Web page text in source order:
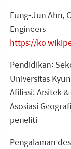
Eung-Jun Ahn,
Engineers
https://
Pendidikan:
Universitas
Afiliasi: Arsitek
Asosiasi
peneliti
Pengalaman